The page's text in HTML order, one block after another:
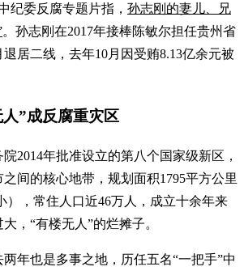
纪委反腐专题片指， 孙志刚的妻儿、兄
。孙志刚在2017年接棒陈敏尔担任贵州省
退居二线，去年10月因受贿8.13亿余元被
”成反腐重灾区
2014年批准设立的第八个国家级新区，
间的核心地带，规划面积1795平方公里
），常住人口近46万人，成立十余年来
，“有楼无人”的烂摊子。
年也是多事之地，历任五名“一把手”中